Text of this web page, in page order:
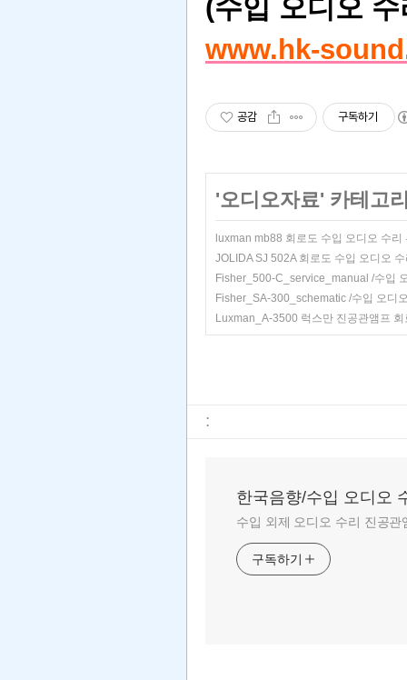
(수입 오디오
www.hk-
공감 구독하기
'오디오자료' 카테고
luxman mb88 회로도 수입 오디오 수리
JOLIDA SJ 502A 회로도 수입 오디오
Fisher_500-C_service_manual /수입
Fisher_SA-300_schematic /수입 오디
Luxman_A-3500 럭스만 진공관앰프
:
한국음향/수입 오디오
수입 외제 오디오 수리 진공
구독하기